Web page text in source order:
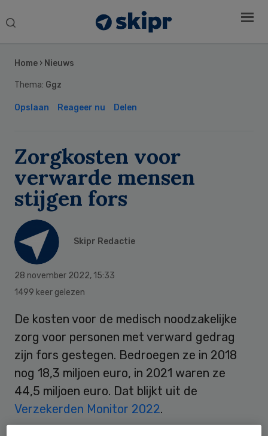
Search
Home › Nieuws
Thema: Ggz
Opslaan Reageer nu Delen
Zorgkosten voor
verwarde mensen
stijgen fors
Skipr Redactie
28 november 2022, 15:33
1499 keer gelezen
De kosten voor de medisch noodzakelijke
zorg voor personen met verward gedrag
zijn fors gestegen. Bedroegen ze in 2018
nog 18,3 miljoen euro, in 2021 waren ze
44,5 miljoen euro. Dat blijkt uit de
Verzekerden Monitor 2022.
Sidebar